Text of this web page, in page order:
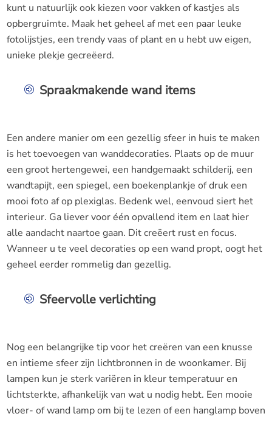
kunt u natuurlijk ook kiezen voor vakken of kastjes als
opbergruimte. Maak het geheel af met een paar leuke
fotolijstjes, een trendy vaas of plant en u hebt uw eigen,
unieke plekje gecreëerd.
Spraakmakende wand items
Een andere manier om een gezellig sfeer in huis te maken
is het toevoegen van wanddecoraties. Plaats op de muur
een groot hertengewei, een handgemaakt schilderij, een
wandtapijt, een spiegel, een boekenplankje of druk een
mooi foto af op plexiglas. Bedenk wel, eenvoud siert het
interieur. Ga liever voor één opvallend item en laat hier
alle aandacht naartoe gaan. Dit creëert rust en focus.
Wanneer u te veel decoraties op een wand propt, oogt het
geheel eerder rommelig dan gezellig.
Sfeervolle verlichting
Nog een belangrijke tip voor het creëren van een knusse
en intieme sfeer zijn lichtbronnen in de woonkamer. Bij
lampen kun je sterk variëren in kleur temperatuur en
lichtsterkte, afhankelijk van wat u nodig hebt. Een mooie
vloer- of wand lamp om bij te lezen of een hanglamp boven